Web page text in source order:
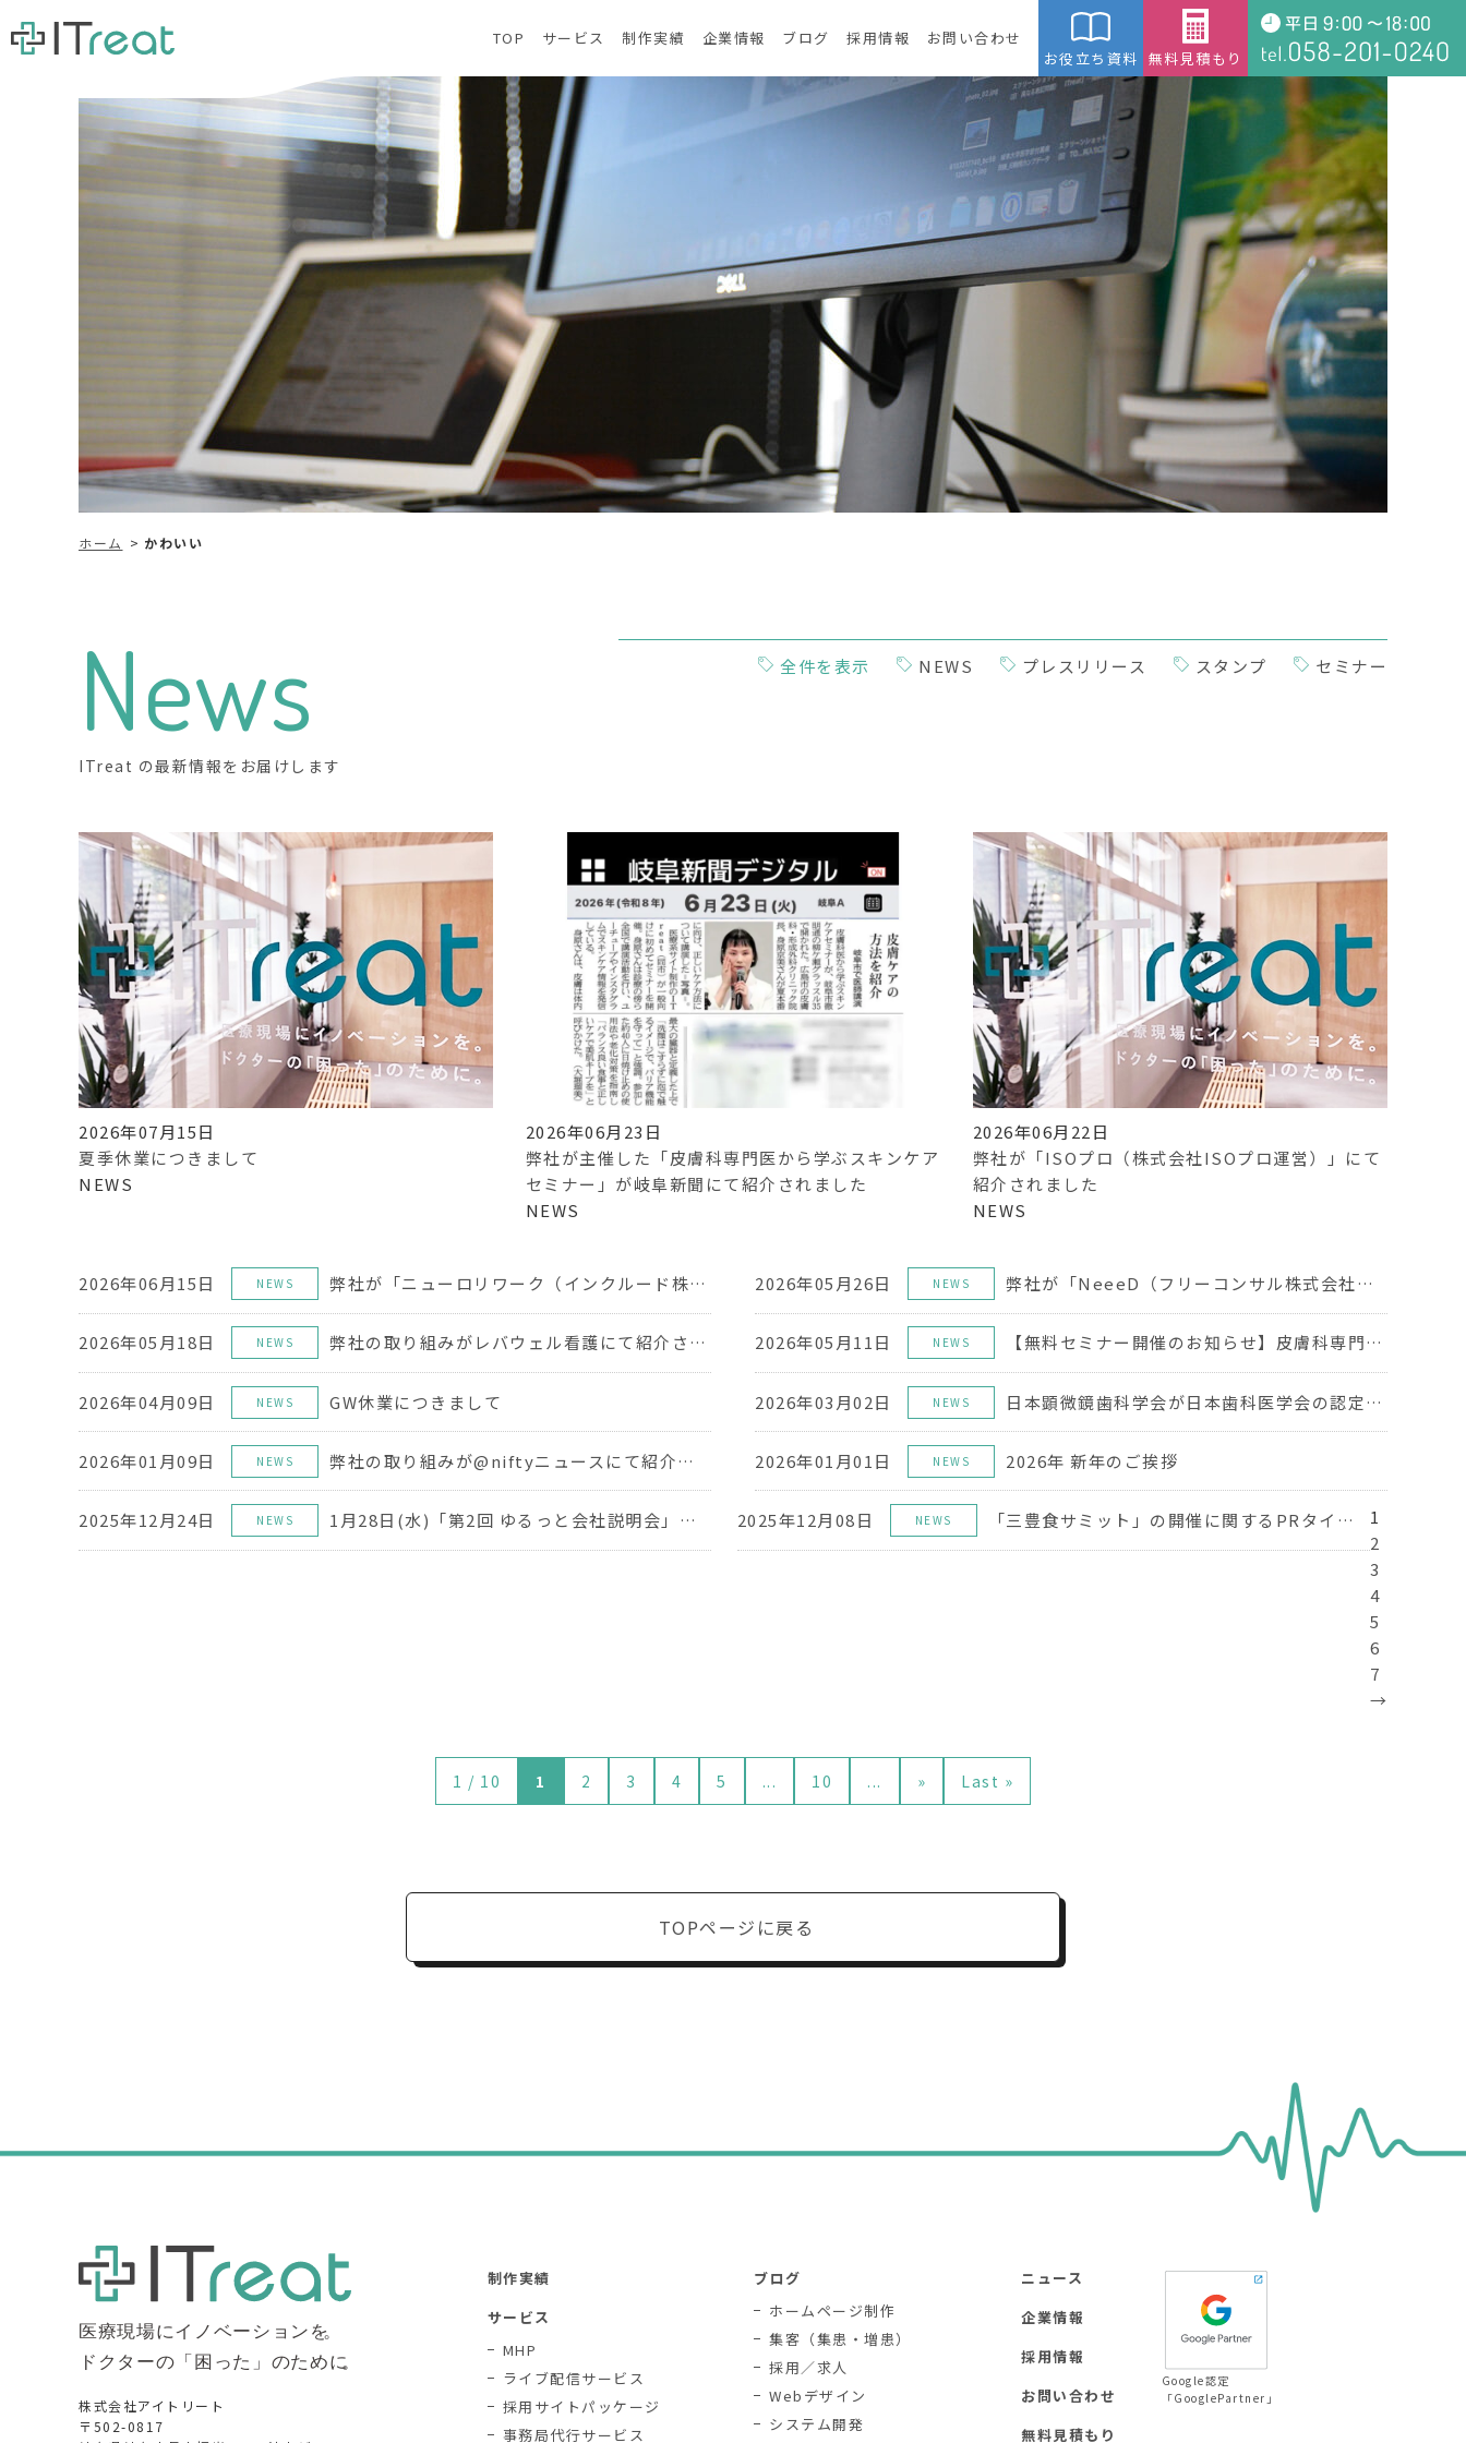
TOP サービス 制作実績 企業情報 ブログ 採用情報
お問い合わせ
お役立ち資料 無料見積もり
ホーム かわいい
News
ITreat の最新情報をお届けします
全件を表示 NEWS プレスリリース スタンプ セミナー
2026年07月15日
夏季休業につきまして
NEWS
2026年06月23日
弊社が主催した「皮膚科専門医から学ぶスキンケア
セミナー」が岐阜新聞にて紹介されました
NEWS
2026年06月22日
弊社が「ISOプロ（株式会社ISOプロ運営）」にて
紹介されました
NEWS
2026年06月15日 NEWS 弊社が「ニューロリワーク（インクルード株式会社運営）」にて紹介されました 2026年05月26日 NEWS 弊社が「NeeeD（フリーコンサル株式会社運営）」にて紹介されました
2026年05月18日 NEWS 弊社の取り組みがレバウェル看護にて紹介されました 2026年05月11日 NEWS 【無料セミナー開催のお知らせ】皮膚科専門医から学ぶ スキンケアセミナー
2026年04月09日 NEWS GW休業につきまして 2026年03月02日 NEWS 日本顕微鏡歯科学会が日本歯科医学会の認定分科会に登録されました
2026年01月09日 NEWS 弊社の取り組みが@niftyニュースにて紹介されました 2026年01月01日 NEWS 2026年 新年のご挨拶
2025年12月24日 NEWS 1月28日(水)「第2回 ゆるっと会社説明会」をオンライン開催いたします 2025年12月08日 NEWS 「三豊食サミット」の開催に関するPRタイムズの記事を掲載いたしました
1
2
3
4
5
6
7
→
1 / 10 1 2 3 4 5 ... 10 ... » Last »
TOPページに戻る
株式会社アイトリート
〒502-0817
制作実績
サービス
MHP
ライブ配信サービス
採用サイトパッケージ
事務局代行サービス
ブログ
ホームページ制作
集客（集患・増患）
採用／求人
Webデザイン
システム開発
ニュース
企業情報
採用情報
お問い合わせ
無料見積もり
Google認定
「GooglePartner」